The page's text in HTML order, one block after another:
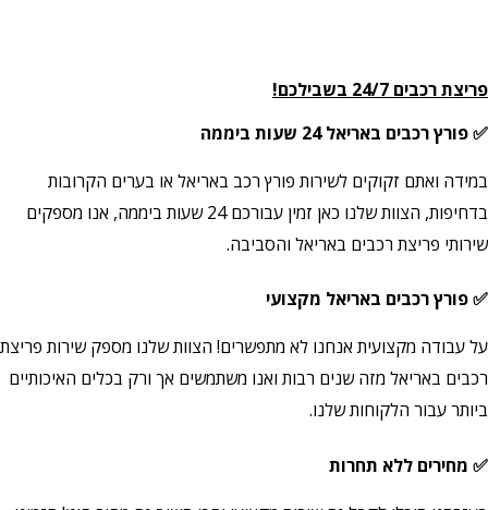
פריצת רכבים 24/7 בשבילכם!
✅ פורץ רכבים באריאל 24 שעות ביממה
במידה ואתם זקוקים לשירות פורץ רכב באריאל או בערים הקרובות
בדחיפות, הצוות שלנו כאן זמין עבורכם 24 שעות ביממה, אנו מספקים
שירותי פריצת רכבים באריאל והסביבה.
✅ פורץ רכבים באריאל מקצועי
על עבודה מקצועית אנחנו לא מתפשרים! הצוות שלנו מספק שירות פריצת
רכבים באריאל מזה שנים רבות ואנו משתמשים אך ורק בכלים האיכותיים
ביותר עבור הלקוחות שלנו.
✅ מחירים ללא תחרות